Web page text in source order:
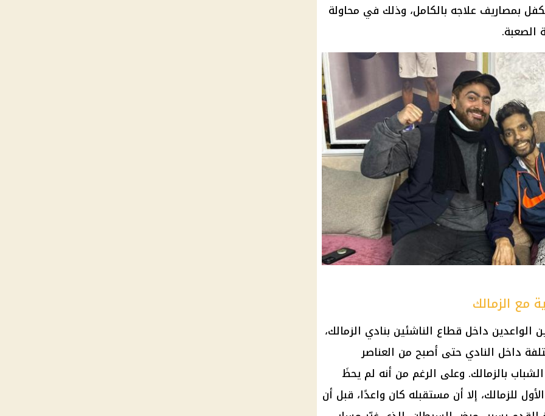
بمصاريف علاجه بالكامل، وذلك في محاولة
مع الزمالك
الواعدين داخل قطاع الناشئين بنادي الزمالك،
داخل النادي حتى أصبح من العناصر
بالزمالك. وعلى الرغم من أنه لم يحظَ
للزمالك، إلا أن مستقبله كان واعدًا، قبل أن